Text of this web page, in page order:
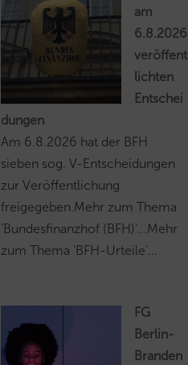
am
6.8.2026
veröffent
lichten
Entschei
dungen
Am 6.8.2026 hat der BFH
sieben sog. V-Entscheidungen
zur Veröffentlichung
freigegeben.Mehr zum Thema
'Bundesfinanzhof (BFH)'...Mehr
zum Thema 'BFH-Urteile'...
FG
Berlin-
Branden